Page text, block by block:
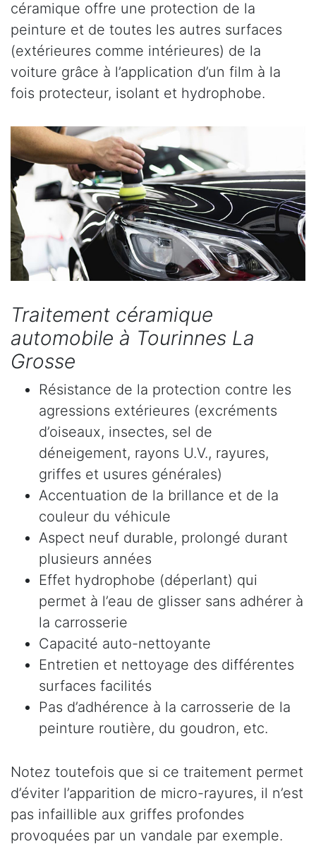
céramique offre une protection de la
peinture et de toutes les autres surfaces
(extérieures comme intérieures) de la
voiture grâce à l’application d’un film à la
fois protecteur, isolant et hydrophobe.
Traitement céramique
automobile à Tourinnes La
Grosse
Résistance de la protection contre les
agressions extérieures (excréments
d’oiseaux, insectes, sel de
déneigement, rayons U.V., rayures,
griffes et usures générales)
Accentuation de la brillance et de la
couleur du véhicule
Aspect neuf durable, prolongé durant
plusieurs années
Effet hydrophobe (déperlant) qui
permet à l’eau de glisser sans adhérer à
la carrosserie
Capacité auto-nettoyante
Entretien et nettoyage des différentes
surfaces facilités
Pas d’adhérence à la carrosserie de la
peinture routière, du goudron, etc.
Notez toutefois que si ce traitement permet
d’éviter l’apparition de micro-rayures, il n’est
pas infaillible aux griffes profondes
provoquées par un vandale par exemple.